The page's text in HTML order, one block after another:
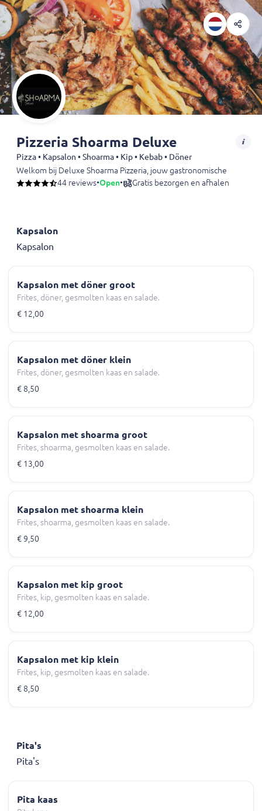
Pizzeria Shoarma Deluxe
Pizza • Kapsalon • Shoarma • Kip • Kebab • Döner
Welkom bij Deluxe Shoarma Pizzeria, jouw gastronomische
44 reviews•Open• Gratis bezorgen en afhalen
Kapsalon
Kapsalon
Kapsalon met döner groot
Frites, döner, gesmolten kaas en salade.
€ 12,00
Kapsalon met döner klein
Frites, döner, gesmolten kaas en salade.
€ 8,50
Kapsalon met shoarma groot
Frites, shoarma, gesmolten kaas en salade.
€ 13,00
Kapsalon met shoarma klein
Frites, shoarma, gesmolten kaas en salade.
€ 9,50
Kapsalon met kip groot
Frites, kip, gesmolten kaas en salade.
€ 12,00
Kapsalon met kip klein
Frites, kip, gesmolten kaas en salade.
€ 8,50
Pita's
Pita's
Pita kaas